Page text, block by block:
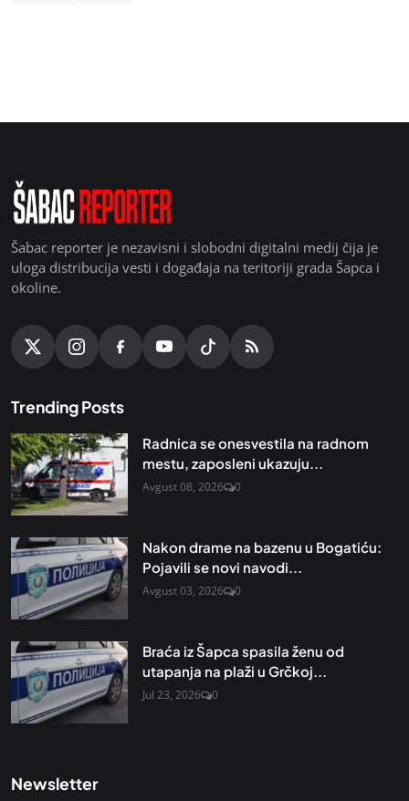
Šabac reporter je nezavisni i slobodni digitalni medij čija je
uloga distribucija vesti i događaja na teritoriji grada Šapca i
okoline.
Trending Posts
Radnica se onesvestila na radnom
mestu, zaposleni ukazuju...
Avgust 08, 2026 0
Nakon drame na bazenu u Bogatiću:
Pojavili se novi navodi...
Avgust 03, 2026 0
Braća iz Šapca spasila ženu od
utapanja na plaži u Grčkoj...
Jul 23, 2026 0
Newsletter